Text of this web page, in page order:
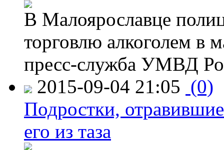
В Малоярославце
торговлю алкоголем в
пресс-служба УМВД
2015-09-04 21:05 (0)
Подростки,
его из таза